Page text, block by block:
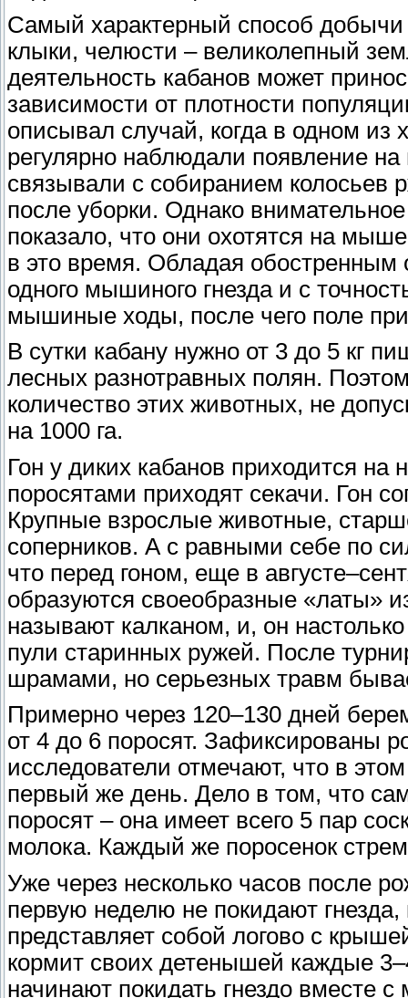
Самый характерный способ
клыки, челюсти – великолепный
деятельность кабанов может
зависимости от плотности
описывал случай, когда в одном из
регулярно наблюдали появление
связывали с собиранием колосьев
после уборки. Однако
показало, что они охотятся на
в это время. Обладая обостренным
одного мышиного гнезда и с
мышиные ходы, после чего поле
В сутки кабану нужно от 3 до 5 кг
лесных разнотравных полян.
количество этих животных, не
на 1000 га.
Гон у диких кабанов приходится
поросятами приходят секачи. Гон
Крупные взрослые животные,
соперников. А с равными себе по
что перед гоном, еще в
образуются своеобразные «латы»
называют калканом, и, он
пули старинных ружей. После
шрамами, но серьезных травм
Примерно через 120–130 дней
от 4 до 6 поросят. Зафиксированы
исследователи отмечают, что в
первый же день. Дело в том, что
поросят – она имеет всего 5 пар
молока. Каждый же поросенок
Уже через несколько часов после
первую неделю не покидают
представляет собой логово с
кормит своих детенышей каждые
начинают покидать гнездо вместе